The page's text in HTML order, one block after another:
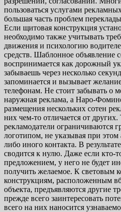
пользоваться услугами
большая часть проблем
Если щитовая конструкция
необходимо также учитывать
движения и психологию
средств. Шаблонное объявление
воспринимается как дорожный
забываешь через несколько
запоминается и вызывает
телефонам. Не стоит забывать о
наружная реклама, а Наро-
размещения нескольких сотен
них чем-то отличается от
рекламодатели ограничиваются
логотипом, не указывая при
либо иного контакта. В
сводится к нулю. Даже если кто-
предложением, у него не будет
получить желаемое. К световым
конструкциям, расположенным
объекта, предъявляются другие
прежде всего заинтересовать
всего на них наносится